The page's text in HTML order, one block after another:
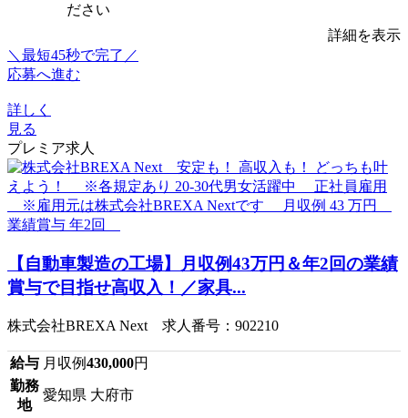
ださい
詳細を表示
＼最短45秒で完了／
応募へ進む
詳しく
見る
プレミア求人
【自動車製造の工場】月収例43万円＆年2回の業績
賞与で目指せ高収入！／家具...
株式会社BREXA Next 求人番号：902210
給与 月収例430,000円
勤務
地
愛知県 大府市